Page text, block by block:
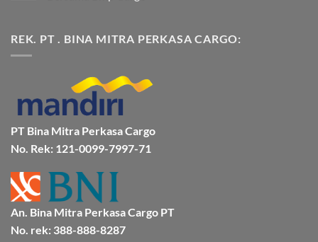
Jakarta
ke
Bitung
Lebih
pada
Ekspedisi
&
Aman
Bersama
Bmp
Cargo
REK. PT . BINA MITRA PERKASA CARGO:
PT Bina Mitra Perkasa Cargo
No. Rek: 121-0099-7997-71
An. Bina Mitra Perkasa Cargo PT
No. rek: 388-888-8287